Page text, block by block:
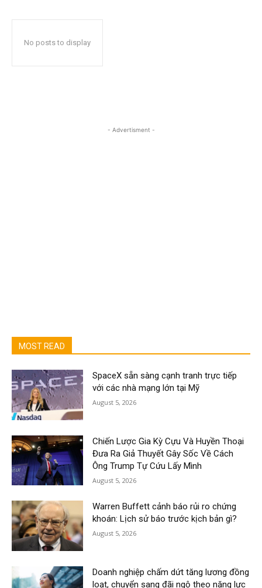
No posts to display
- Advertisment -
MOST READ
SpaceX sẵn sàng cạnh tranh trực tiếp
với các nhà mạng lớn tại Mỹ
August 5, 2026
Chiến Lược Gia Kỳ Cựu Và Huyền Thoại
Đưa Ra Giả Thuyết Gây Sốc Về Cách
Ông Trump Tự Cứu Lấy Mình
August 5, 2026
Warren Buffett cảnh báo rủi ro chứng
khoán: Lịch sử báo trước kịch bản gì?
August 5, 2026
Doanh nghiệp chấm dứt tăng lương đồng
loạt, chuyển sang đãi ngộ theo năng lực